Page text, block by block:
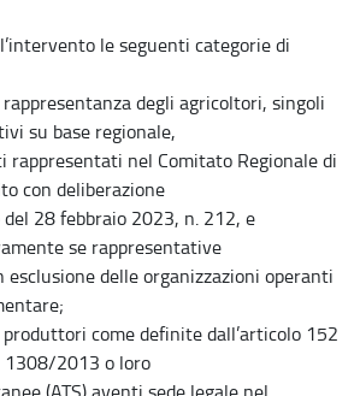
le seguenti categorie di
degli agricoltori, singoli
su base regionale,
rappresentati nel Comitato Regionale di
con deliberazione
28 febbraio 2023, n. 212, e
se rappresentative
delle organizzazioni operanti
come definite dall’articolo 152
1308/2013 o loro